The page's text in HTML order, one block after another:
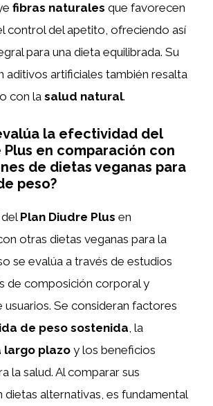
fibras naturales que favorecen
control del apetito, ofreciendo así
para una dieta equilibrada. Su
aditivos artificiales también resalta
con la salud natural.
la efectividad del
Plus en comparación con
de dietas veganas para
peso?
Plan Diudre Plus en
otras dietas veganas para la
se evalúa a través de estudios
de composición corporal y
Se consideran factores
de peso sostenida , la
largo plazo y los beneficios
la salud. Al comparar sus
dietas alternativas, es fundamental